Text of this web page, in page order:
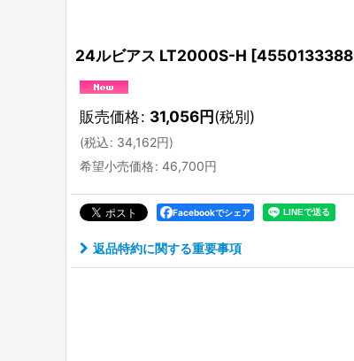
24ルビアス LT2000S-H [
販売価格: 31,056円(税別)
(税込: 34,162円)
希望小売価格: 46,700円
Facebookでシェア
返品特約に関する重要事項